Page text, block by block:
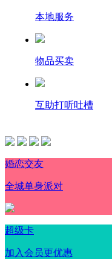
本地服务
物品买卖
互助打听吐槽
婚恋交友
全城单身派对
超级卡
加入会员更优惠